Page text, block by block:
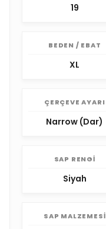
19
BEDEN / EBAT
XL
ÇERÇEVE AYARI
Narrow (Dar)
SAP RENGI
Siyah
SAP MALZEMESI